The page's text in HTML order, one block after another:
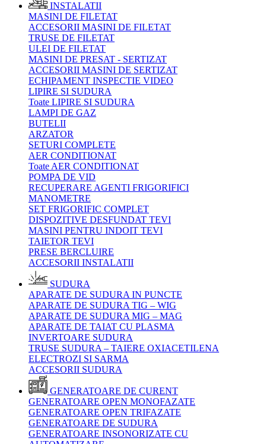
INSTALATII
MASINI DE FILETAT
ACCESORII MASINI DE FILETAT
TRUSE DE FILETAT
ULEI DE FILETAT
MASINI DE PRESAT - SERTIZAT
ACCESORII MASINI DE SERTIZAT
ECHIPAMENT INSPECTIE VIDEO
LIPIRE SI SUDURA
Toate LIPIRE SI SUDURA
LAMPI DE GAZ
BUTELII
ARZATOR
SETURI COMPLETE
AER CONDITIONAT
Toate AER CONDITIONAT
POMPA DE VID
RECUPERARE AGENTI FRIGORIFICI
MANOMETRE
SET FRIGORIFIC COMPLET
DISPOZITIVE DESFUNDAT TEVI
MASINI PENTRU INDOIT TEVI
TAIETOR TEVI
PRESE BERCLUIRE
ACCESORII INSTALATII
SUDURA
APARATE DE SUDURA IN PUNCTE
APARATE DE SUDURA TIG – WIG
APARATE DE SUDURA MIG – MAG
APARATE DE TAIAT CU PLASMA
INVERTOARE SUDURA
TRUSE SUDURA – TAIERE OXIACETILENA
ELECTROZI SI SARMA
ACCESORII SUDURA
GENERATOARE DE CURENT
GENERATOARE OPEN MONOFAZATE
GENERATOARE OPEN TRIFAZATE
GENERATOARE DE SUDURA
GENERATOARE INSONORIZATE CU